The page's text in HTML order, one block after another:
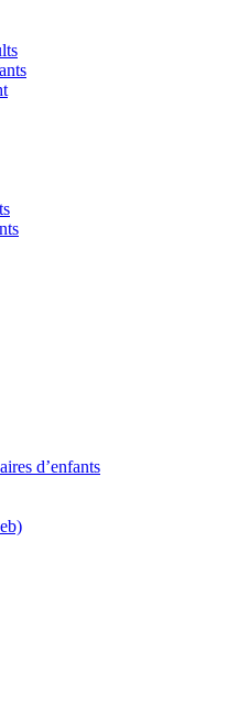
d’enfants